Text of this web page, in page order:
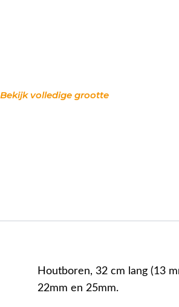
Bekijk volledige grootte
Houtboren, 32 cm lang (13
22mm en 25mm.